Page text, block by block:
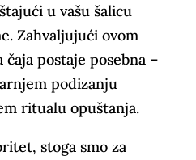
u vašu šalicu
Zahvaljujući ovom
čaja postaje posebna –
podizanju
ritualu opuštanja.
stoga smo za